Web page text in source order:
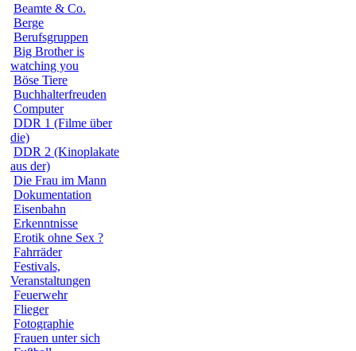
Beamte & Co.
Berge
Berufsgruppen
Big Brother is
watching you
Böse Tiere
Buchhalterfreuden
Computer
DDR 1 (Filme über
die)
DDR 2 (Kinoplakate
aus der)
Die Frau im Mann
Dokumentation
Eisenbahn
Erkenntnisse
Erotik ohne Sex ?
Fahrräder
Festivals,
Veranstaltungen
Feuerwehr
Flieger
Fotographie
Frauen unter sich